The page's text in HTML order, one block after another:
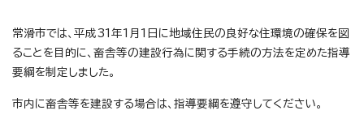
常滑市では、平成31年1月1日に地域住民の良好な住環境の確保を図
ることを目的に、畜舎等の建設行為に関する手続の方法を定めた指導
要綱を制定しました。
市内に畜舎等を建設する場合は、指導要綱を遵守してください。